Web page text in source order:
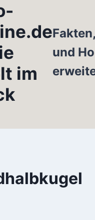
im
und